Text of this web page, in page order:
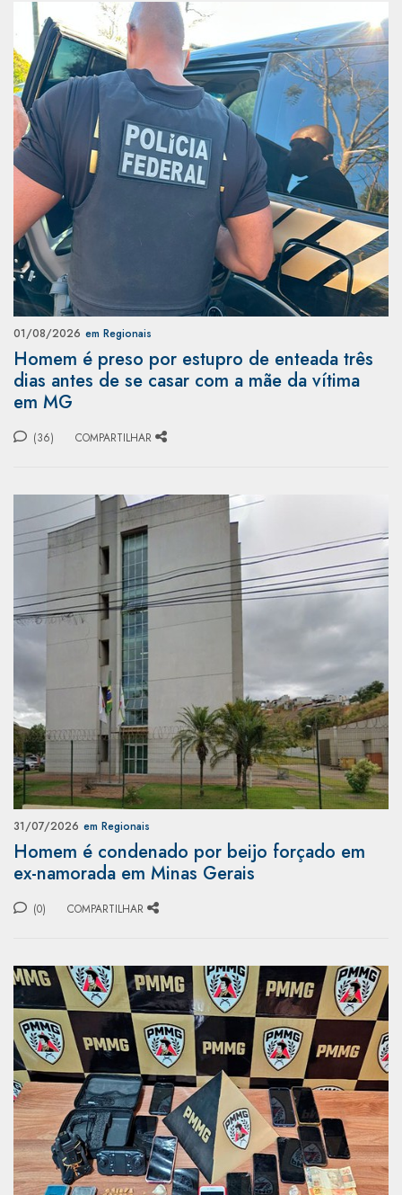
01/08/2026 em Regionais
Homem é preso por estupro de enteada três
dias antes de se casar com a mãe da vítima
em MG
(36) COMPARTILHAR
31/07/2026 em Regionais
Homem é condenado por beijo forçado em
ex-namorada em Minas Gerais
(0) COMPARTILHAR